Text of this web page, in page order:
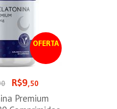
OFERTA
R$9,50
Premium